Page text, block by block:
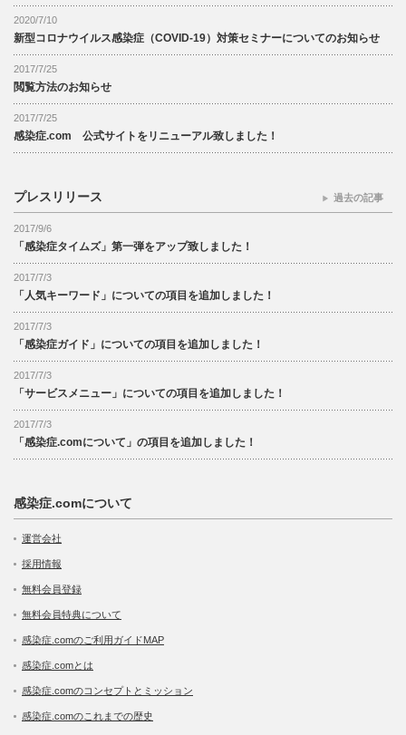
2020/7/10
新型コロナウイルス感染症（COVID-19）対策セミナーについてのお知らせ
2017/7/25
閲覧方法のお知らせ
2017/7/25
感染症.com 公式サイトをリニューアル致しました！
プレスリリース
2017/9/6
「感染症タイムズ」第一弾をアップ致しました！
2017/7/3
「人気キーワード」についての項目を追加しました！
2017/7/3
「感染症ガイド」についての項目を追加しました！
2017/7/3
「サービスメニュー」についての項目を追加しました！
2017/7/3
「感染症.comについて」の項目を追加しました！
過去の記事
感染症.comについて
運営会社
採用情報
無料会員登録
無料会員特典について
感染症.comのご利用ガイドMAP
感染症.comとは
感染症.comのコンセプトとミッション
感染症.comのこれまでの歴史